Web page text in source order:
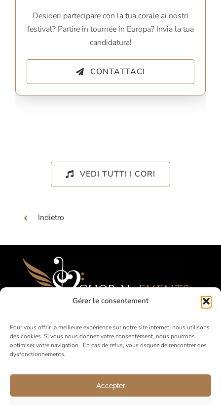
Gérer le consentement
Pour vous offrir la meilleure expérience sur notre site internet, nous utilisons
des cookies. Si vous nous donnez votre consentement, nous pourrons
optimiser votre navigation. En cas de refus, vous risquez de rencontrer des
dysfonctionnements.
Accepter
Desideri partecipare con la tua corale ai nostri
festival? Partire in tournée in Europa? Invia la tua
candidatura!
CONTATTACI
VEDI TUTTI I CORI
Indietro
Festival, Concorsi, Tournées per Cori
Amatoriali